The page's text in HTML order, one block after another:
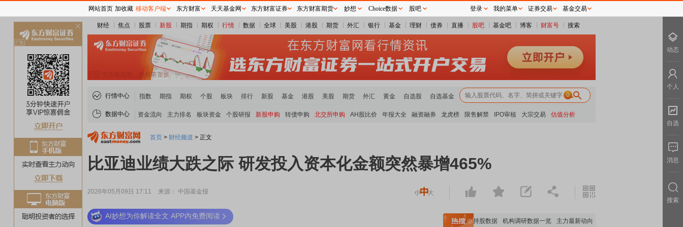
财经 焦点 股票 新股 期指 期权 行情 数据 全球 美股 港股 期货 外汇 银行 基金 理财 债券 直播 股吧 基金吧 博客 财富号 搜索
行情中心 指数 期指 期权 个股 板块 排行 新股 基金 港股 美股 期货 外汇 黄金 自选股 自选基金 0
数据中心 资金流向 主力排名 板块资金 个股研报 新股申购 转债申购 北交所申购 AH股比价 年报大全 融资融券 龙虎榜 限售解禁 IPO审核 大宗交易 估值分析
首页 > 财经频道 > 正文
比亚迪业绩大跌之际 研发投入资本化金额突然暴增465%
2026年05月09日 17:11 来源： 中国基金报
AI妙想为你解读全文 APP内免费阅读
稀土板块领涨 重要机构持股数据 机构调研数据一览 主力最新动向 上市公司限售股解禁一览
网站首页 加收藏 移动客户端 东方财富 天天基金网 东方财富证券 东方财富期货 妙想 Choice数据 股吧 登录 我的菜单 证券交易 基金交易
动态
个人
自选
消息
搜索
关